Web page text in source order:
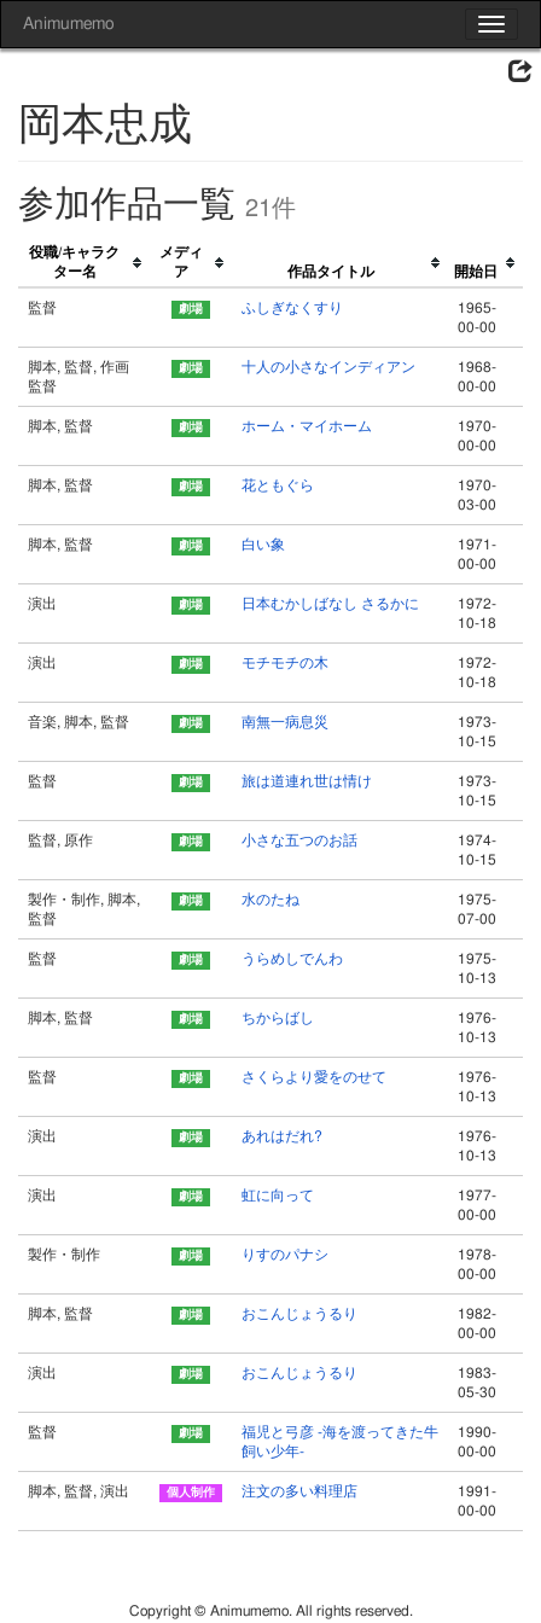
Toggle
Animumemo
岡本忠成
参加作品一覧 21件
役職/キャラク
ター名
メディ
ア
作品タイトル 開始日
監督 ふしぎなくすり
1965-
00-00
脚本, 監督, 作画
監督
十人の小さなインディアン
1968-
00-00
脚本, 監督 ホーム・マイホーム
1970-
00-00
脚本, 監督 花ともぐら
1970-
03-00
脚本, 監督 白い象
1971-
00-00
演出 日本むかしばなし さるかに
1972-
10-18
演出 モチモチの木
1972-
10-18
音楽, 脚本, 監督 南無一病息災
1973-
10-15
監督 旅は道連れ世は情け
1973-
10-15
監督, 原作 小さな五つのお話
1974-
10-15
製作・制作, 脚本,
監督
水のたね
1975-
07-00
監督 うらめしでんわ
1975-
10-13
脚本, 監督 ちからばし
1976-
10-13
監督 さくらより愛をのせて
1976-
10-13
演出 あれはだれ?
1976-
10-13
演出 虹に向って
1977-
00-00
製作・制作 りすのパナシ
1978-
00-00
脚本, 監督 おこんじょうるり
1982-
00-00
演出 おこんじょうるり
1983-
05-30
監督
福児と弓彦 -海を渡ってきた牛
飼い少年-
1990-
00-00
脚本, 監督, 演出 注文の多い料理店
1991-
00-00
Copyright © Animumemo. All rights reserved.